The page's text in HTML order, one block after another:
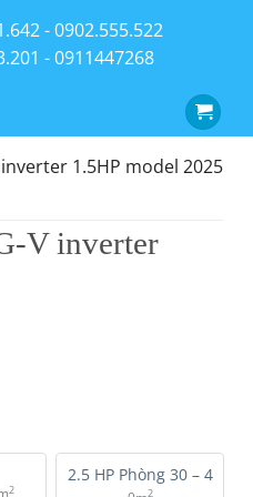
- 0902.555.522
- 0911447268
inverter 1.5HP model 2025
V inverter
2
2.5 HP Phòng 30 – 4
2